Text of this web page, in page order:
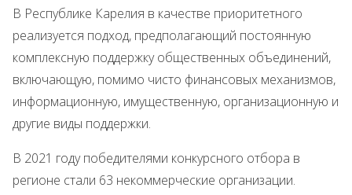
В Республике Карелия в качестве приоритетного
реализуется подход, предполагающий постоянную
комплексную поддержку общественных объединений,
включающую, помимо чисто финансовых механизмов,
информационную, имущественную, организационную и
другие виды поддержки.
В 2021 году победителями конкурсного отбора в
регионе стали 63 некоммерческие организации.